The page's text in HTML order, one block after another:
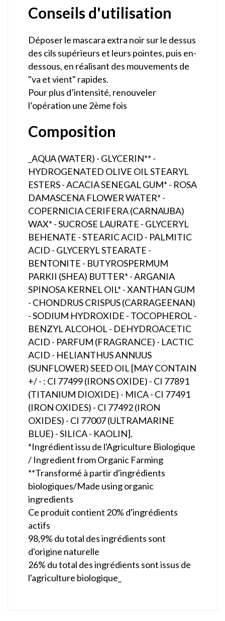
Conseils d'utilisation
Déposer le mascara extra noir sur le dessus
des cils supérieurs et leurs pointes, puis en-
dessous, en réalisant des mouvements de
"va et vient" rapides.
Pour plus d’intensité, renouveler
l’opération une 2ème fois
Composition
_AQUA (WATER) - GLYCERIN** -
HYDROGENATED OLIVE OIL STEARYL
ESTERS - ACACIA SENEGAL GUM* - ROSA
DAMASCENA FLOWER WATER* -
COPERNICIA CERIFERA (CARNAUBA)
WAX* - SUCROSE LAURATE - GLYCERYL
BEHENATE - STEARIC ACID - PALMITIC
ACID - GLYCERYL STEARATE -
BENTONITE - BUTYROSPERMUM
PARKII (SHEA) BUTTER* - ARGANIA
SPINOSA KERNEL OIL* - XANTHAN GUM
- CHONDRUS CRISPUS (CARRAGEENAN)
- SODIUM HYDROXIDE - TOCOPHEROL -
BENZYL ALCOHOL - DEHYDROACETIC
ACID - PARFUM (FRAGRANCE) - LACTIC
ACID - HELIANTHUS ANNUUS
(SUNFLOWER) SEED OIL [MAY CONTAIN
+/ - : CI 77499 (IRONS OXIDE) - CI 77891
(TITANIUM DIOXIDE) - MICA - CI 77491
(IRON OXIDES) - CI 77492 (IRON
OXIDES) - CI 77007 (ULTRAMARINE
BLUE) - SILICA - KAOLIN].
*Ingrédient issu de l'Agriculture Biologique
/ Ingredient from Organic Farming
**Transformé à partir d'ingrédients
biologiques/Made using organic
ingredients
Ce produit contient 20% d'ingrédients
actifs
98,9% du total des ingrédients sont
d'origine naturelle
26% du total des ingrédients sont issus de
l'agriculture biologique_